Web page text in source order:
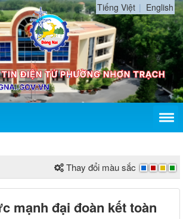
Tiếng Việt English
Thay đổi màu sắc
mạnh đại đoàn kết toàn